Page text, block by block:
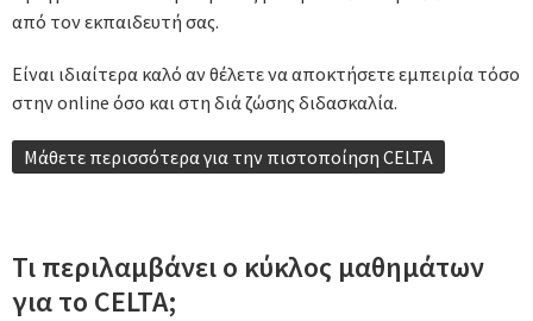
από τον εκπαιδευτή σας.
Είναι ιδιαίτερα καλό αν θέλετε να αποκτήσετε εμπειρία τόσο
στην online όσο και στη διά ζώσης διδασκαλία.
Μάθετε περισσότερα για την πιστοποίηση CELTA
Τι περιλαμβάνει ο κύκλος μαθημάτων
για το CELTA;